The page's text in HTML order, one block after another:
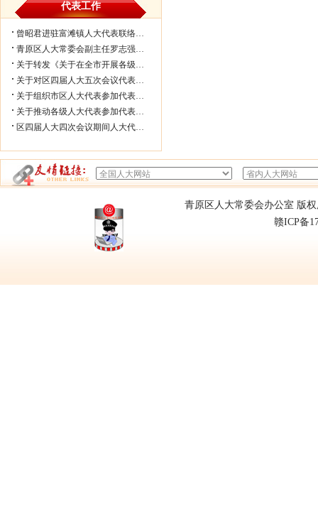
代表工作
曾昭君进驻富滩镇人大代表联络工作站...
青原区人大常委会副主任罗志强带队赴...
关于转发《关于在全市开展各级人大代...
关于对区四届人大五次会议代表所提部...
关于组织市区人大代表参加代表联络工...
关于推动各级人大代表参加代表联络工...
区四届人大四次会议期间人大代表审议...
青原区人大常委会办公室 版
赣ICP备